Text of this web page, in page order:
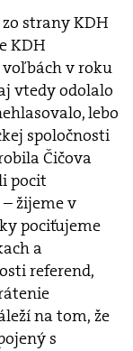
strany KDH
KDH
v roku
vtedy odolalo
lebo
spoločnosti
Čičova
pocit
žijeme v
pociťujeme
a
referend,
na tom, že
s